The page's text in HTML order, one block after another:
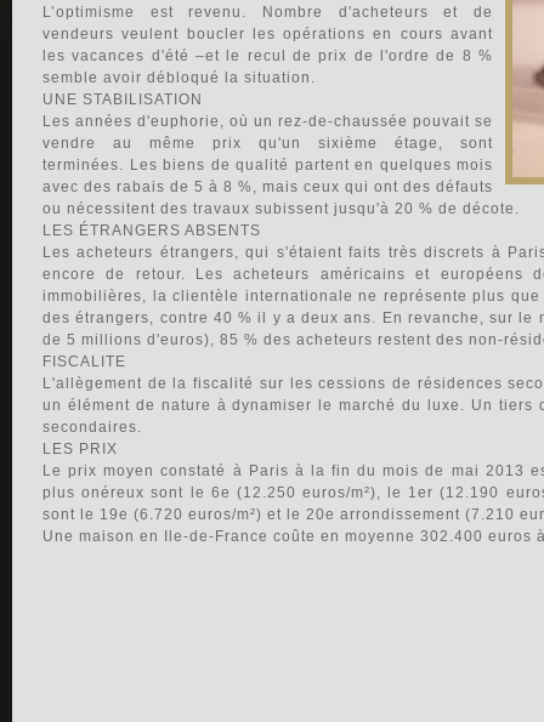
L’optimisme est revenu. Nombre d'acheteurs et de
vendeurs veulent boucler les opérations en cours avant
les vacances d'été –et le recul de prix de l'ordre de 8 %
semble avoir débloqué la situation.
UNE STABILISATION
Les années d'euphorie, où un rez-de-chaussée pouvait se
vendre au même prix qu'un sixième étage, sont
terminées. Les biens de qualité partent en quelques mois
avec des rabais de 5 à 8 %, mais ceux qui ont des défauts
ou nécessitent des travaux subissent jusqu'à 20 % de décote.
LES ÉTRANGERS ABSENTS
Les acheteurs étrangers, qui s'étaient faits très discrets à
encore de retour. Les acheteurs américains et européens
immobilières, la clientèle internationale ne représente plus
des étrangers, contre 40 % il y a deux ans. En revanche, sur
de 5 millions d'euros), 85 % des acheteurs restent des non-
FISCALITE
L'allègement de la fiscalité sur les cessions de résidences
un élément de nature à dynamiser le marché du luxe. Un tiers
secondaires.
LES PRIX
Le prix moyen constaté à Paris à la fin du mois de mai 2013
plus onéreux sont le 6e (12.250 euros/m²), le 1er (12.190
sont le 19e (6.720 euros/m²) et le 20e arrondissement (7.210
Une maison en Ile-de-France coûte en moyenne 302.400